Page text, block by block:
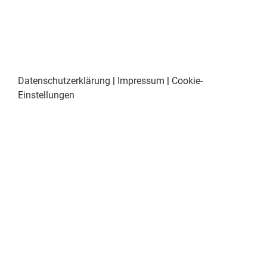
Datenschutzerklärung Impressum
Cookie-
Einstellungen